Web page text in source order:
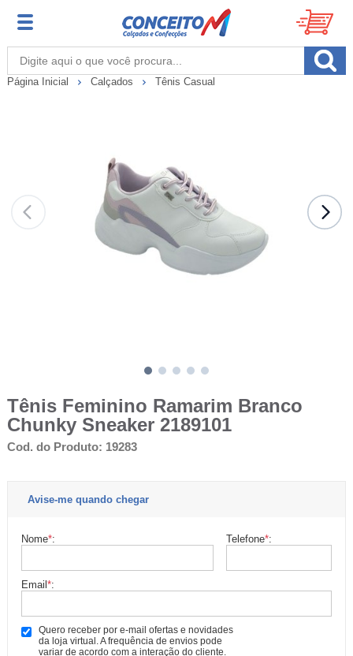
Página Inicial Calçados Tênis Casual
Tênis Feminino Ramarim Branco
Chunky Sneaker 2189101
Cod. do Produto: 19283
Avise-me quando chegar
Nome*: Telefone*:
Email*:
Quero receber por e-mail ofertas e novidades
da loja virtual. A frequência de envios pode
variar de acordo com a interação do cliente.